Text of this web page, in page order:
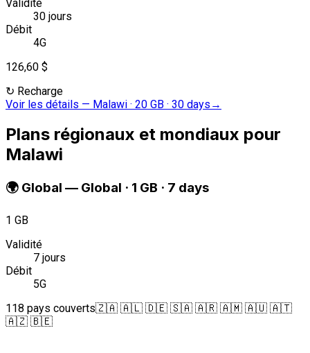
Validité
30 jours
Débit
4G
126,60 $
↻ Recharge
Voir les détails — Malawi · 20 GB · 30 days →
Plans régionaux et mondiaux pour
Malawi
🌍 Global — Global · 1 GB · 7 days
1 GB
Validité
7 jours
Débit
5G
118 pays couverts🇿🇦 🇦🇱 🇩🇪 🇸🇦 🇦🇷 🇦🇲 🇦🇺 🇦🇹
🇦🇿 🇧🇪